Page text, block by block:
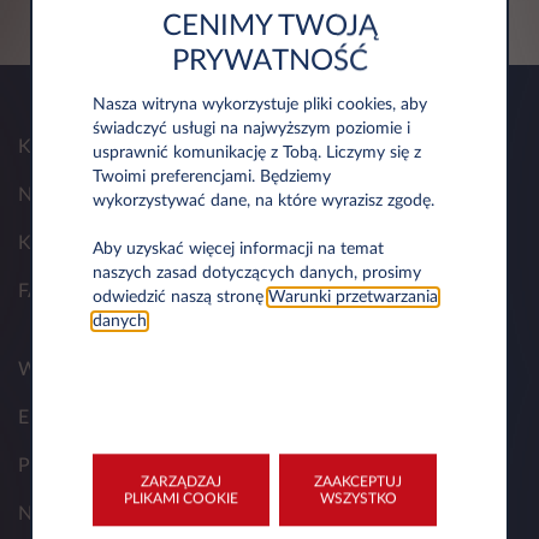
WRÓĆ DO OFERTY
Kim Jesteśmy
Nasze rozwiązania
Kontakt
FAQ
Wynajem dla klientów biznesowych
Elektromobilność
Przydatne dokumenty
Nasze produkty
CENIMY TWOJĄ
PRYWATNOŚĆ
Nasza witryna wykorzystuje pliki cookies, aby
świadczyć usługi na najwyższym poziomie i
usprawnić komunikację z Tobą. Liczymy się z
Twoimi preferencjami. Będziemy
wykorzystywać dane, na które wyrazisz zgodę.
Aby uzyskać więcej informacji na temat
naszych zasad dotyczących danych, prosimy
odwiedzić naszą stronę Warunki przetwarzania
danych.
ZARZĄDZAJ
PLIKAMI COOKIE
ZAAKCEPTUJ
WSZYSTKO